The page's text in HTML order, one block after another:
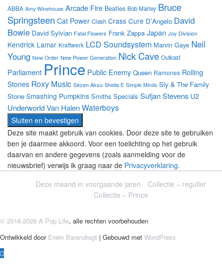
ABBA Amy Winehouse Arcade Fire Beatles Bob Marley Bruce
Springsteen Cat Power Clash Crass Cure D'Angelo David
Bowie David Sylvian Fatal Flowers Frank Zappa Japan Joy Division
Kendrick Lamar Kraftwerk LCD Soundsystem Marvin Gaye Neil
Young New Order New Power Generation Nick Cave Outkast
Parliament Prince Public Enemy Queen Ramones Rolling
Stones Roxy Music Sezen Aksu Sheila E Simple Minds Sly & The Family
Stone Smashing Pumpkins Smiths Specials Sufjan Stevens U2
UnderworldVan HalenWaterboys
Deze site maakt gebruik van cookies. Door deze site te gebruiken
ben je daarmee akkoord. Voor een toelichting op het gebruik
daarvan en andere gegevens (zoals aanmelding voor de
nieuwsbrief) verwijs ik graag naar de Privacyverklaring.
Deze maand in voorgaande jaren
Collectie – regulier
Collectie – Prince
© 2016-2026 A Pop Life, alle rechten voorbehouden
Ontwikkeld door Erwin Barendregt | Gebouwd met WordPress